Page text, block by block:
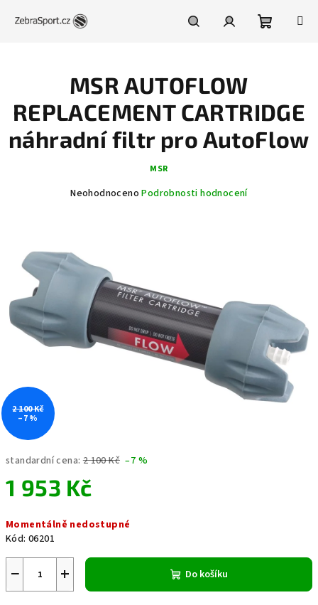
standardní cena: 2 100 Kč –7 %
1 953 Kč
cena:
Momentálně nedostupné
Kód: 06201
+
− Do košíku
MSR AUTOFLOW
REPLACEMENT CARTRIDGE
náhradní filtr pro AutoFlow
MSR
Průměrné
0,0
hvězdiček.
Neohodnoceno Podrobnosti hodnocení
2 100 Kč
–7 %